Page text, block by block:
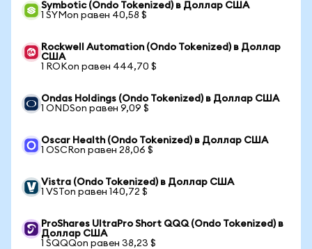
Symbotic (Ondo Tokenized) в Доллар США
1 SYMon равен 40,58 $
Rockwell Automation (Ondo Tokenized) в Доллар
США
1 ROKon равен 444,70 $
Ondas Holdings (Ondo Tokenized) в Доллар США
1 ONDSon равен 9,09 $
Oscar Health (Ondo Tokenized) в Доллар США
1 OSCRon равен 28,06 $
Vistra (Ondo Tokenized) в Доллар США
1 VSTon равен 140,72 $
ProShares UltraPro Short QQQ (Ondo Tokenized) в
Доллар США
1 SQQQon равен 38,23 $